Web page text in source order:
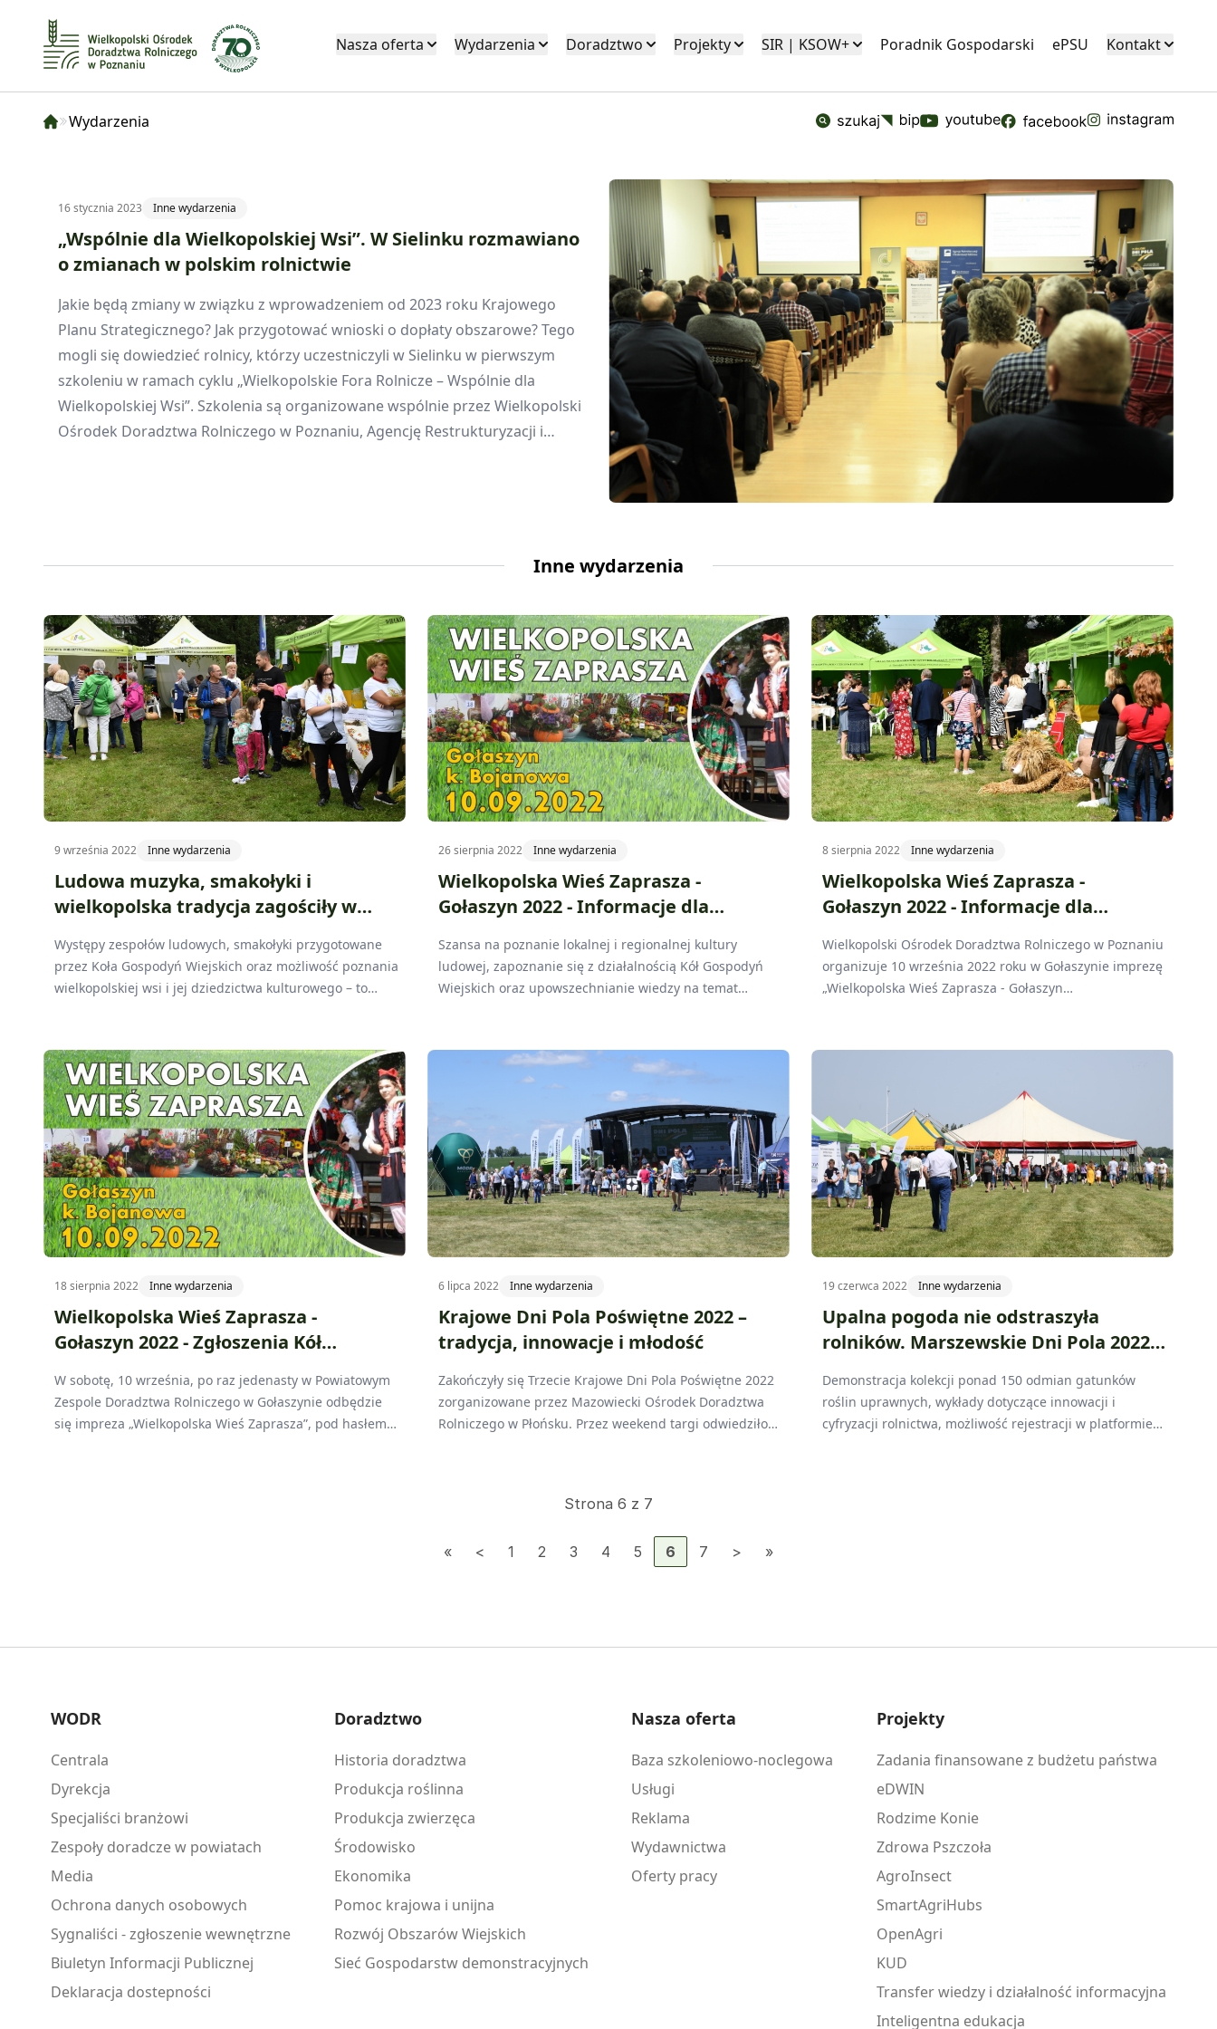
Nasza oferta Wydarzenia Doradztwo Projekty SIR | KSOW+ Poradnik Gospodarski ePSU Kontakt
Wydarzenia
16 stycznia 2023 Inne wydarzenia
„Wspólnie dla Wielkopolskiej Wsi”. W Sielinku rozmawiano
o zmianach w polskim rolnictwie
Jakie będą zmiany w związku z wprowadzeniem od 2023 roku Krajowego
Planu Strategicznego? Jak przygotować wnioski o dopłaty obszarowe? Tego
mogli się dowiedzieć rolnicy, którzy uczestniczyli w Sielinku w pierwszym
szkoleniu w ramach cyklu „Wielkopolskie Fora Rolnicze – Wspólnie dla
Wielkopolskiej Wsi”. Szkolenia są organizowane wspólnie przez Wielkopolski
Ośrodek Doradztwa Rolniczego w Poznaniu, Agencję Restrukturyzacji i
Inne wydarzenia
9 września 2022 Inne wydarzenia
Ludowa muzyka, smakołyki i
wielkopolska tradycja zagościły w
Występy zespołów ludowych, smakołyki przygotowane
przez Koła Gospodyń Wiejskich oraz możliwość poznania
wielkopolskiej wsi i jej dziedzictwa kulturowego – to
Wieś Zaprasza”. Organizatorem imprezy był
Wielkopolski Ośrodek Doradztwa Rolniczego w
Poznaniu.
26 sierpnia 2022 Inne wydarzenia
Wielkopolska Wieś Zaprasza -
Gołaszyn 2022 - Informacje dla
Szansa na poznanie lokalnej i regionalnej kultury
ludowej, zapoznanie się z działalnością Kół Gospodyń
Wiejskich oraz upowszechnianie wiedzy na temat
odbędzie się w sobotę, 10 września w Gołaszynie.
Będzie to impreza plenerowa z udziałem 16 Kół
Gospodyń Wiejskich funkcjonujących na terenie
powiatów gostyńskiego, kościańskiego, leszczyńskiego
oraz rawickiego.Organizatorem wydarzenia jest
Wielkopolski Ośrodek Doradztwa Rolniczego w
Poznaniu.
8 sierpnia 2022 Inne wydarzenia
Wielkopolska Wieś Zaprasza -
Gołaszyn 2022 - Informacje dla
Wielkopolski Ośrodek Doradztwa Rolniczego w Poznaniu
organizuje 10 września 2022 roku w Gołaszynie imprezę
„Wielkopolska Wieś Zaprasza - Gołaszyn
18 sierpnia 2022 Inne wydarzenia
Wielkopolska Wieś Zaprasza -
Gołaszyn 2022 - Zgłoszenia Kół
W sobotę, 10 września, po raz jedenasty w Powiatowym
Zespole Doradztwa Rolniczego w Gołaszynie odbędzie
się impreza „Wielkopolska Wieś Zaprasza”, pod hasłem
6 lipca 2022 Inne wydarzenia
Krajowe Dni Pola Poświętne 2022 –
tradycja, innowacje i młodość
Zakończyły się Trzecie Krajowe Dni Pola Poświętne 2022
zorganizowane przez Mazowiecki Ośrodek Doradztwa
Rolniczego w Płońsku. Przez weekend targi odwiedziło
rzecz sektora rolnego.
19 czerwca 2022 Inne wydarzenia
Upalna pogoda nie odstraszyła
rolników. Marszewskie Dni Pola 2022
Demonstracja kolekcji ponad 150 odmian gatunków
roślin uprawnych, wykłady dotyczące innowacji i
cyfryzacji rolnictwa, możliwość rejestracji w platformie
Strona 6 z 7
1 2 3 4 5 6 7
WODR
Centrala
Dyrekcja
Specjaliści branżowi
Zespoły doradcze w powiatach
Media
Ochrona danych osobowych
Sygnaliści - zgłoszenie wewnętrzne
Biuletyn Informacji Publicznej
Deklaracja dostepności
Doradztwo
Historia doradztwa
Produkcja roślinna
Produkcja zwierzęca
Środowisko
Ekonomika
Pomoc krajowa i unijna
Rozwój Obszarów Wiejskich
Sieć Gospodarstw demonstracyjnych
Nasza oferta
Baza szkoleniowo-noclegowa
Usługi
Reklama
Wydawnictwa
Oferty pracy
Projekty
Zadania finansowane z budżetu państwa
eDWIN
Rodzime Konie
Zdrowa Pszczoła
AgroInsect
SmartAgriHubs
OpenAgri
KUD
Transfer wiedzy i działalność informacyjna
Inteligentna edukacja